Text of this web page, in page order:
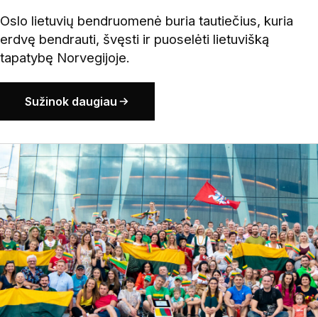
Oslo lietuvių bendruomenė buria tautiečius, kuria
erdvę bendrauti, švęsti ir puoselėti lietuvišką
tapatybę Norvegijoje.
Sužinok daugiau